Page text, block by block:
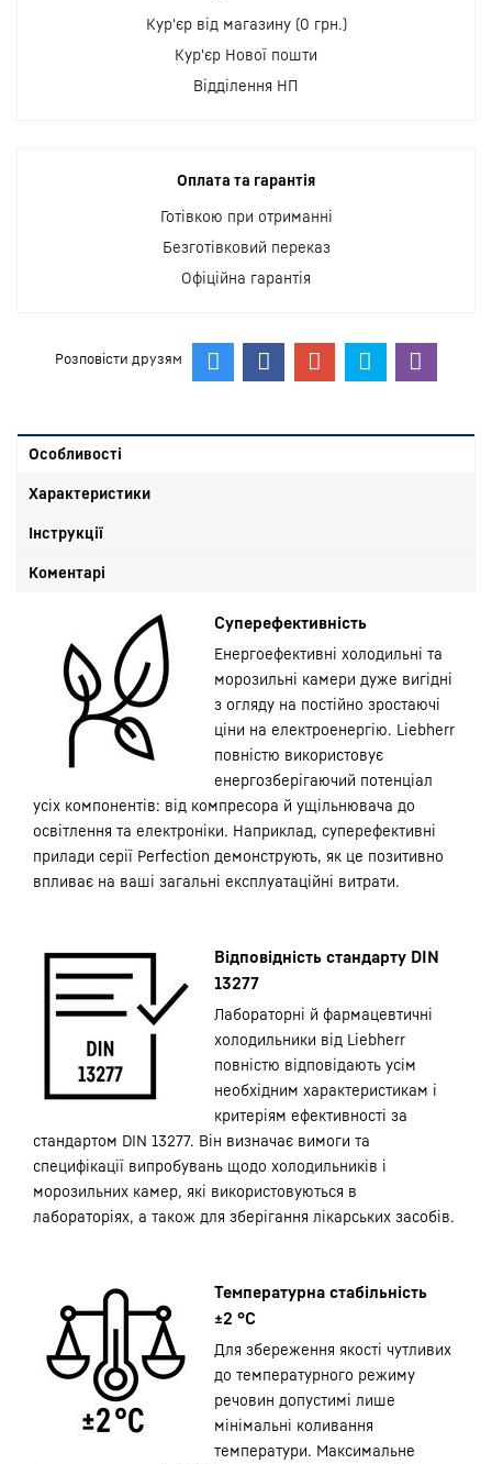
Кур'єр від магазину (0 грн.)
Кур'єр Нової пошти
Відділення НП
Оплата та гарантія
Готівкою при отриманні
Безготівковий переказ
Офіційна гарантія
Розповісти друзям
Особливості
Характеристики
Інструкції
Коментарі
Суперефективність
Енергоефективні холодильні та
морозильні камери дуже вигідні
з огляду на постійно зростаючі
ціни на електроенергію. Liebherr
повністю використовує
енергозберігаючий потенціал
усіх компонентів: від компресора й ущільнювача до
освітлення та електроніки. Наприклад, суперефективні
прилади серії Perfection демонструють, як це позитивно
впливає на ваші загальні експлуатаційні витрати.
Відповідність стандарту DIN
13277
Лабораторні й фармацевтичні
холодильники від Liebherr
повністю відповідають усім
необхідним характеристикам і
критеріям ефективності за
стандартом DIN 13277. Він визначає вимоги та
специфікації випробувань щодо холодильників і
морозильних камер, які використовуються в
лабораторіях, а також для зберігання лікарських засобів.
Температурна стабільність
±2 °C
Для збереження якості чутливих
до температурного режиму
речовин допустимі лише
мінімальні коливання
температури. Максимальне